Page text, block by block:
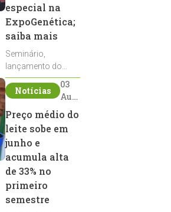
especial na
ExpoGenética;
saiba mais
Seminário,
lançamento do
Sumário de Touros,
debates, podcast,
reprodutores e
homenagens
integram a
programação da
entidade durante a
ExpoGenética 2026
Notícias
03
Aug
2026
Preço médio do
leite sobe em
junho e
acumula alta
de 33% no
primeiro
semestre